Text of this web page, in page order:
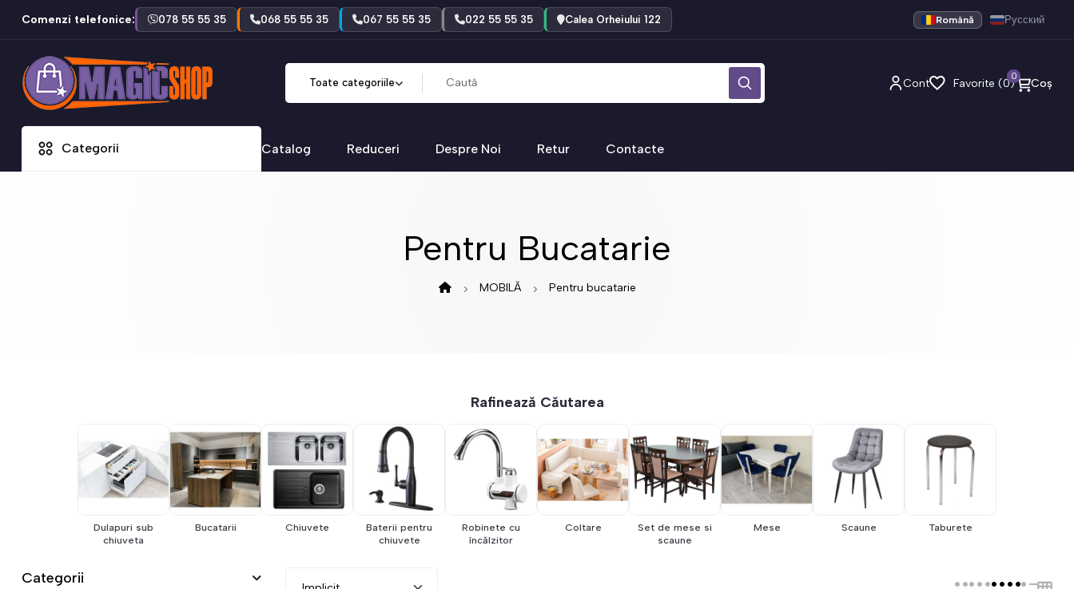
Comenzi telefonice: 078 55 55 35 068 55 55 35 067 55 55 35 022 55 55 35 Calea Orheiului 122 Română Русский
Toate categoriile Cont Favorite (0) Coș
0
Categorii Catalog Reduceri Despre Noi Retur Contacte
Pentru Bucatarie
MOBILĂ Pentru bucatarie
Rafinează Căutarea
Dulapuri sub
chiuveta
Bucatarii Chiuvete
Baterii pentru
chiuvete
Robinete cu
încălzitor
Coltare
Set de mese si
scaune
Mese Scaune Taburete
Categorii